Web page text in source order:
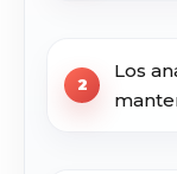
Los